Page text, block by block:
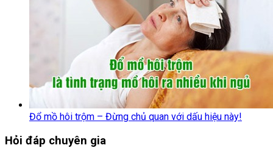
Đổ mồ hôi trộm – Đừng chủ quan với dấu hiệu này!
Hỏi đáp chuyên gia